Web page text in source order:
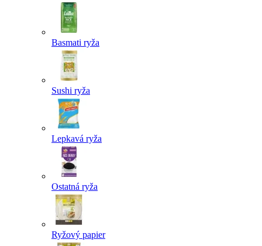
Basmati ryža
Sushi ryža
Lepkavá ryža
Ostatná ryža
Ryžový papier